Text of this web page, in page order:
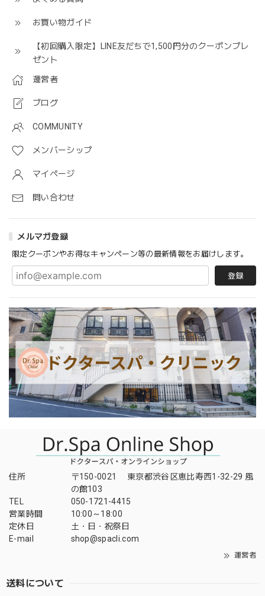
お買い物ガイド
【初回購入限定】LINE友だちで1,500円分のクーポンプレ
ゼント
運営者
ブログ
COMMUNITY
メンバーシップ
マイページ
問い合わせ
メルマガ登録
限定クーポンやお得なキャンペーン等の最新情報をお届けします。
登録
住所
〒150-0021 東京都渋谷区恵比寿西1-32-29 風
の館103
TEL
050-1721-4415
営業時間
10:00～18:00
定休日
土・日・祝祭日
E-mail
shop@spacli.com
運営者
送料について